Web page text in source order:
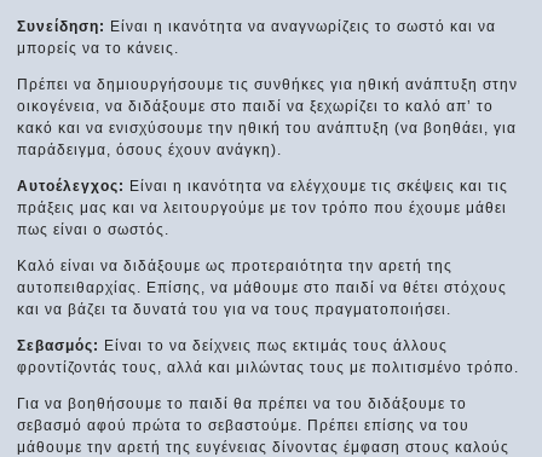
Συνείδηση: Είναι η ικανότητα να αναγνωρίζεις το σωστό και να
μπορείς να το κάνεις.
Πρέπει να δημιουργήσουμε τις συνθήκες για ηθική ανάπτυξη στην
οικογένεια, να διδάξουμε στο παιδί να ξεχωρίζει το καλό απ’ το
κακό και να ενισχύσουμε την ηθική του ανάπτυξη (να βοηθάει, για
παράδειγμα, όσους έχουν ανάγκη).
Αυτοέλεγχος: Είναι η ικανότητα να ελέγχουμε τις σκέψεις και τις
πράξεις μας και να λειτουργούμε με τον τρόπο που έχουμε μάθει
πως είναι ο σωστός.
Καλό είναι να διδάξουμε ως προτεραιότητα την αρετή της
αυτοπειθαρχίας. Επίσης, να μάθουμε στο παιδί να θέτει στόχους
και να βάζει τα δυνατά του για να τους πραγματοποιήσει.
Σεβασμός: Είναι το να δείχνεις πως εκτιμάς τους άλλους
φροντίζοντάς τους, αλλά και μιλώντας τους με πολιτισμένο τρόπο.
Για να βοηθήσουμε το παιδί θα πρέπει να του διδάξουμε το
σεβασμό αφού πρώτα το σεβαστούμε. Πρέπει επίσης να του
μάθουμε την αρετή της ευγένειας δίνοντας έμφαση στους καλούς